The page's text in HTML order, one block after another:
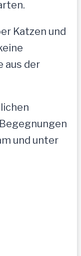
Katzen und
aus der
und unter